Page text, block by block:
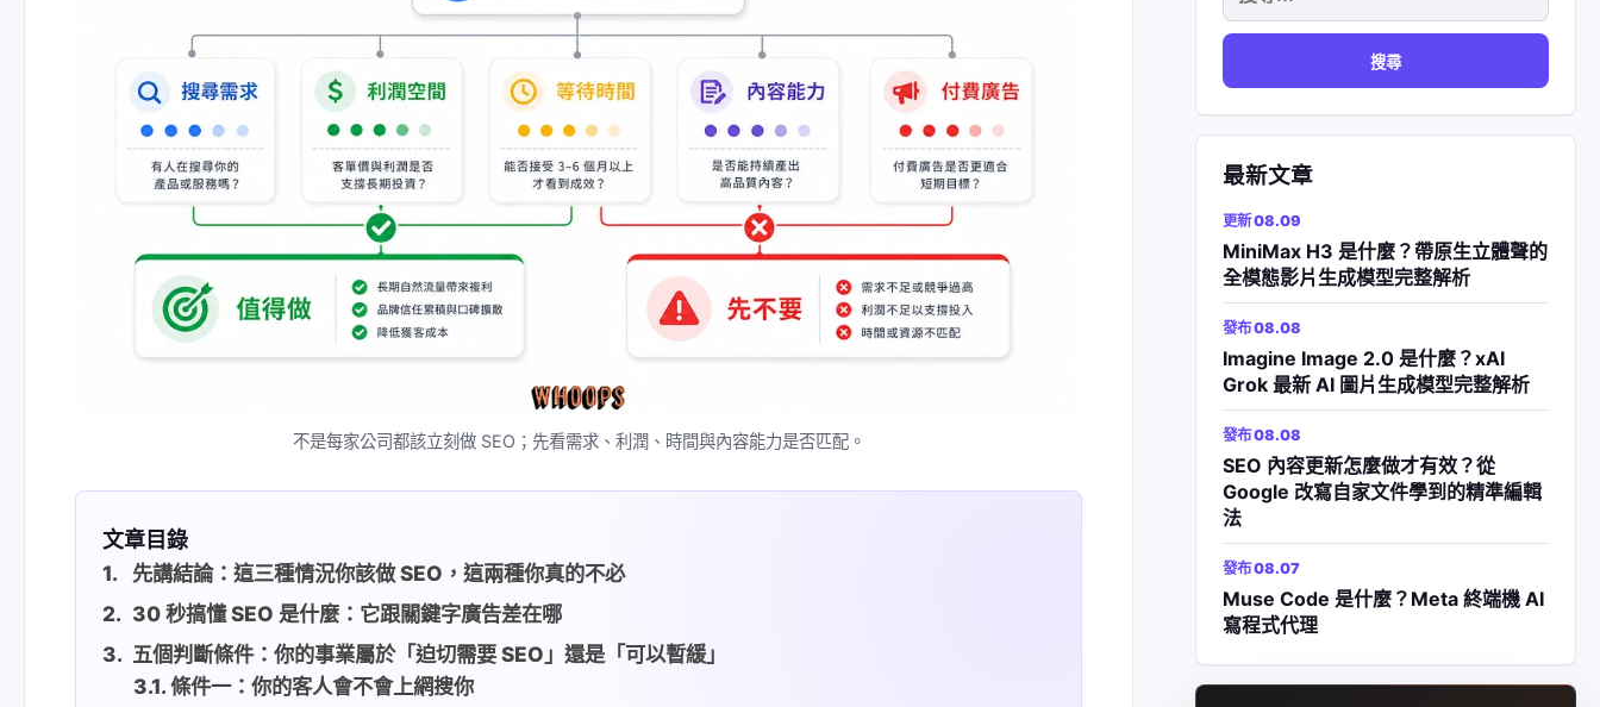
不是每家公司都該立刻做 SEO；先看需求、利潤、時間與內容能力是否匹配。
文章目錄
先講結論：這三種情況你該做 SEO，這兩種你真的不必
30 秒搞懂 SEO 是什麼：它跟關鍵字廣告差在哪
五個判斷條件：你的事業屬於「迫切需要 SEO」還是「可以暫緩」
條件一：你的客人會不會上網搜你
尋
關
鍵
字:
最新文章
更新 08.09
MiniMax H3 是什麼？帶原生立體聲的
全模態影片生成模型完整解析
發布 08.08
Imagine Image 2.0 是什麼？xAI
Grok 最新 AI 圖片生成模型完整解析
發布 08.08
SEO 內容更新怎麼做才有效？從
Google 改寫自家文件學到的精準編輯
法
發布 08.07
Muse Code 是什麼？Meta 終端機 AI
寫程式代理